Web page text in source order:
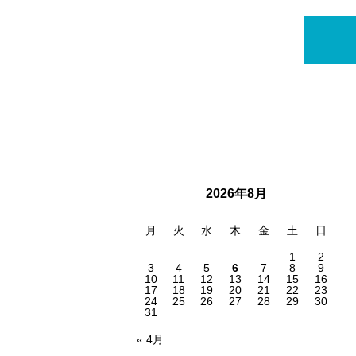
2026年8月
月 火 水 木 金 土 日
1
2
3
4 5 6 7 8
9
10
11 12 13 14 15
16
17
18 19 20 21 22
23
24
25 26 27 28 29
30
31
« 4月